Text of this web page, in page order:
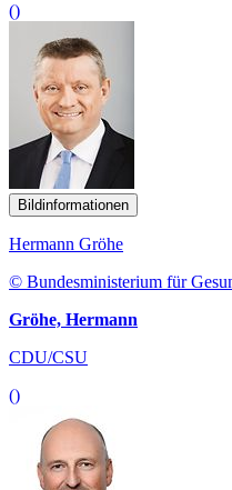
()
Bildinformationen
Hermann Gröhe
© Bundesministerium für
Gröhe, Hermann
CDU/CSU
()